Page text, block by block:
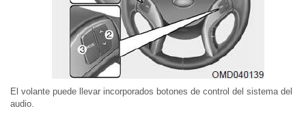
El volante puede llevar incorporados botones de control del sistema del
audio.